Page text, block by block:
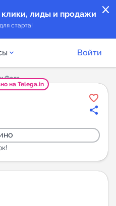
close
клики, лиды и продажи
старта!
в Telegram
Войти
Фолз
на Telega.in